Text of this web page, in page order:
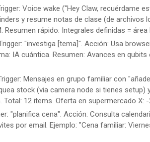
Voice wake ("Hey Claw, recuérdame
y resume notas de clase (de archivos
rápido: Integrales definidas = área
"investiga [tema]". Acción: Usa
IA cuántica. Resumen: Avances en qubits
Mensajes en grupo familiar con
stock (via camera node si tienes setup)
Total: 12 items. Oferta en supermercado X:
"planifica cena". Acción: Consulta
por email. Ejemplo: "Cena familiar: